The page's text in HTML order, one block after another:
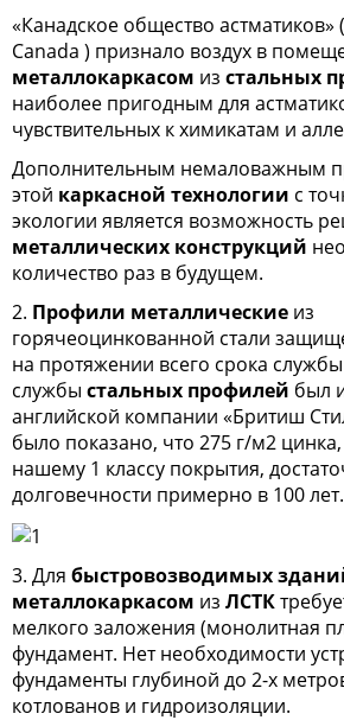
«Канадское общество
Canada ) признало воздух в
металлокаркасом из стальных
наиболее пригодным для
чувствительных к химикатам и
Дополнительным немаловажным
этой каркасной технологии с
экологии является возможность
металлических конструкций
количество раз в будущем.
2. Профили металлические из
горячеоцинкованной стали
на протяжении всего срока
службы стальных профилей был
английской компании «Бритиш
было показано, что 275 г/м2
нашему 1 классу покрытия,
долговечности примерно в 100 лет.
3. Для быстровозводимых
металлокаркасом из ЛСТК
мелкого заложения (монолитная
фундамент. Нет необходимости
фундаменты глубиной до 2-х
котлованов и гидроизоляции.